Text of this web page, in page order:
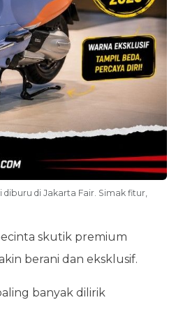
diburu di Jakarta Fair. Simak fitur,
skutik premium
berani dan eksklusif.
banyak dilirik